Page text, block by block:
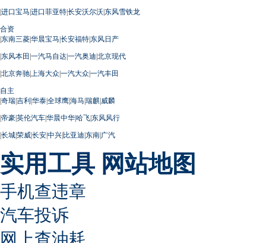
|进口宝马|进口菲亚特|长安沃尔沃|东风雪铁龙
合资
|东南三菱|华晨宝马|长安福特|东风日产
|东风本田 |一汽马自达|一汽奥迪|北京现代
|北京奔驰| 上海大众|一汽大众|一汽丰田
自主
|奇瑞|吉利|华泰|全球鹰|海马|瑞麒|威麟
|帝豪|英伦汽车|华晨中华|哈飞|东风风行
|长城|荣威|长安|中兴|比亚迪|东南|广汽
实用工具 网站地图
手机查违章
汽车投诉
网上查油耗